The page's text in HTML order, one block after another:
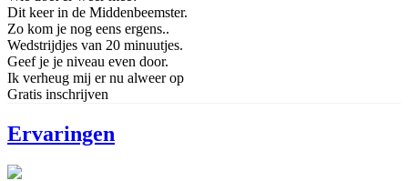
Dit keer in de Middenbeemster.
Zo kom je nog eens ergens..
Wedstrijdjes van 20 minuutjes.
Geef je je niveau even door.
Ik verheug mij er nu alweer op
Gratis inschrijven
Ervaringen